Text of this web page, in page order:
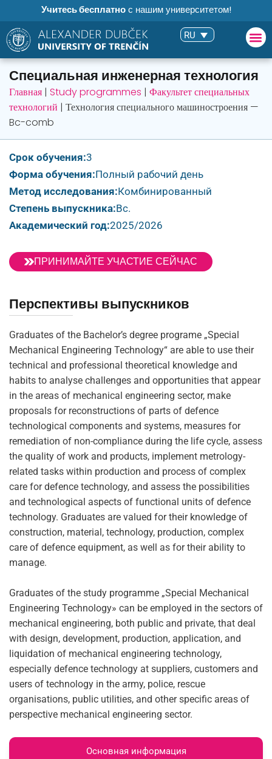
Учитесь бесплатнос нашим университетом!
RU
Специальная инженерная технология
Главная | Study programmes | Факультет специальных
технологий | Технология специального машиностроения —
Bc-comb
Срок обучения:3
Форма обучения:Полный рабочий день
Метод исследования:Комбинированный
Степень выпускника:Bc.
Академический год:2025/2026
ПРИНИМАЙТЕ УЧАСТИЕ СЕЙЧАС
Перспективы выпускников
Graduates of the Bachelor’s degree programe „Special
Mechanical Engineering Technology“ are able to use their
technical and professional theoretical knowledge and
habits to analyse challenges and opportunities that appear
in the areas of mechanical engineering sector, make
proposals for reconstructions of parts of defence
technological components and systems, measures for
remediation of non-compliance during the life cycle, assess
the quality of work and products, implement metrology-
related tasks within production and process of complex
care for defence technology, and assess the possibilities
and technological aspects of functional units of defence
technology. Graduates are valued for their knowledge of
construction, material, technology, production, complex
care of defence equipment, as well as for their ability to
manage.
Graduates of the study programme „Special Mechanical
Engineering Technology» can be employed in the sectors of
mechanical engineering, both public and private, that deal
with design, development, production, application, and
liquidation of mechanical engineering technology,
especially defence technology at suppliers, customers and
users of technology in the army, police, rescue
organisations, public utilities, and other specific areas of
perspective mechanical engineering sector.
Основная информация